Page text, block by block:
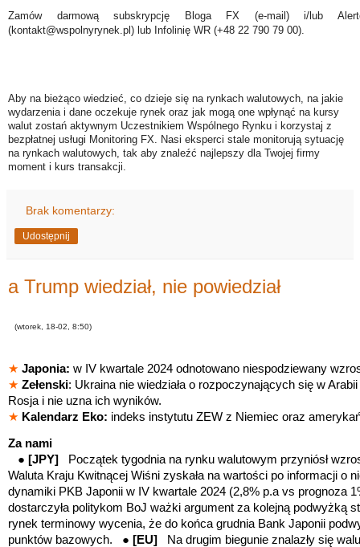
Zamów darmową subskrypcję Bloga FX (e-mail) i/lub
(kontakt@wspolnyrynek.pl) lub Infolinię WR (+48 22 790 79 00).
Aby na bieżąco wiedzieć, co dzieje się na rynkach walutowych, na jakie
wydarzenia i dane oczekuje rynek oraz jak mogą one wpłynąć na kursy
walut zostań aktywnym Uczestnikiem Wspólnego Rynku i korzystaj z
bezpłatnej usługi Monitoring FX. Nasi eksperci stale monitorują sytuację
na rynkach walutowych, tak aby znaleźć najlepszy dla Twojej firmy
moment i kurs transakcji.
Brak komentarzy:
Udostępnij
a Trump wiedział, nie powiedział
(wtorek, 18-02, 8:50)
★ Japonia: w IV kwartale 2024 odnotowano niespodziewany
★ Zełenski: Ukraina nie wiedziała o rozpoczynających się w
Rosja i nie uzna ich wyników.
★ Kalendarz Eko: indeks instytutu ZEW z Niemiec oraz
Za nami
● [JPY]
Początek tygodnia na rynku walutowym przyniósł
Waluta Kraju Kwitnącej Wiśni zyskała na wartości po informacji o
dynamiki PKB Japonii w IV kwartale 2024 (2,8% p.a vs prognoza
dostarczyła politykom BoJ ważki argument za kolejną podwyżką
rynek terminowy wycenia, że do końca grudnia Bank Japonii
punktów bazowych. ● [EU]
Na drugim biegunie znalazły się